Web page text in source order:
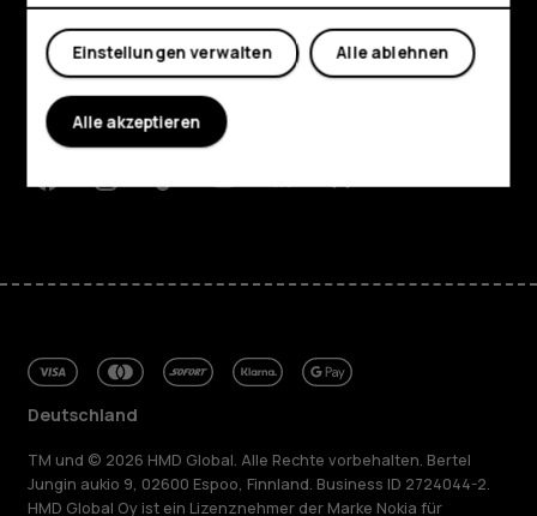
Mein Konto
Über
Planet and people
Support
FacebookInstagram
TiktokYoutubeLinkedinDiscord
Deutschland
TM und © 2026 HMD Global. Alle Rechte vorbehalten. Bertel
Jungin aukio 9, 02600 Espoo, Finnland. Business ID 2724044-2.
HMD Global Oy ist ein Lizenznehmer der Marke Nokia für
Alle ablehnen
Einstellungen verwalten
Alle akzeptieren